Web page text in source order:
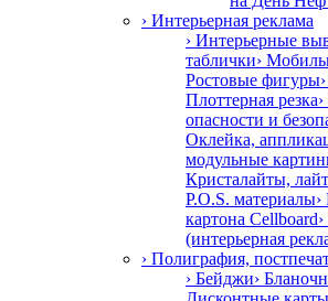
› Интерьерная реклама
› Интерьерные
таблички›
Ростовые фигуры
Плоттерная резка
опасности и
Оклейка,
модульные
Кристалайты,
P.O.S. материалы
картона Cellboard
(интерьерная
› Полиграфия,
› Бейджи›